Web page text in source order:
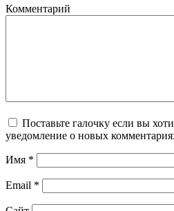
Комментарий
Поставьте галочку если вы
уведомление о новых
Имя *
Email *